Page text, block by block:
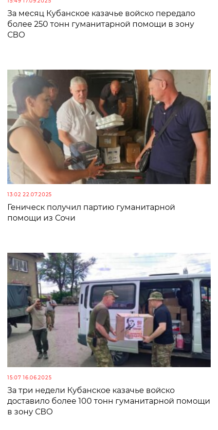
За месяц Кубанское казачье войско передало
более 250 тонн гуманитарной помощи в зону
СВО
13:02 22.07.2025
Геническ получил партию гуманитарной
помощи из Сочи
15:07 16.06.2025
За три недели Кубанское казачье войско
доставило более 100 тонн гуманитарной помощи
в зону СВО